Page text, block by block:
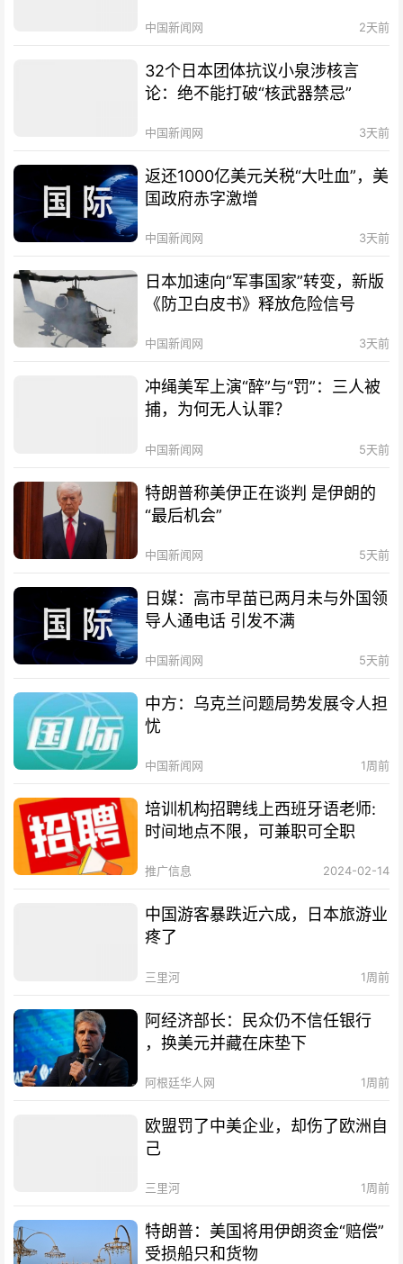
中国新闻网 2天前
32个日本团体抗议小泉涉核言
论：绝不能打破“核武器禁忌”
中国新闻网 3天前
返还1000亿美元关税“大吐血”，美
国政府赤字激增
中国新闻网 3天前
日本加速向“军事国家”转变，新版
《防卫白皮书》释放危险信号
中国新闻网 3天前
冲绳美军上演“醉”与“罚”：三人被
捕，为何无人认罪？
中国新闻网 5天前
特朗普称美伊正在谈判 是伊朗的
“最后机会”
中国新闻网 5天前
日媒：高市早苗已两月未与外国领
导人通电话 引发不满
中国新闻网 5天前
中方：乌克兰问题局势发展令人担
忧
中国新闻网 1周前
培训机构招聘线上西班牙语老师:
时间地点不限，可兼职可全职
推广信息 2024-02-14
中国游客暴跌近六成，日本旅游业
疼了
三里河 1周前
阿经济部长：民众仍不信任银行
，换美元并藏在床垫下
阿根廷华人网 1周前
欧盟罚了中美企业，却伤了欧洲自
己
三里河 1周前
特朗普：美国将用伊朗资金“赔偿”
受损船只和货物